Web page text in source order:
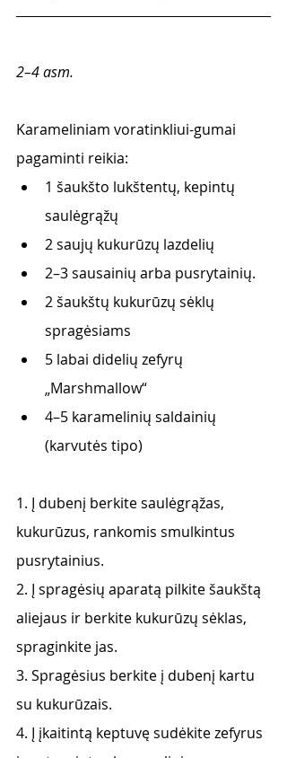
2–4 asm.
Karameliniam voratinkliui-gumai
pagaminti reikia:
1 šaukšto lukštentų, kepintų
saulėgrąžų
2 saujų kukurūzų lazdelių
2–3 sausainių arba pusrytainių.
2 šaukštų kukurūzų sėklų
spragėsiams
5 labai didelių zefyrų
„Marshmallow“
4–5 karamelinių saldainių
(karvutės tipo)
1. Į dubenį berkite saulėgrąžas,
kukurūzus, rankomis smulkintus
pusrytainius.
2. Į spragėsių aparatą pilkite šaukštą
aliejaus ir berkite kukurūzų sėklas,
spraginkite jas.
3. Spragėsius berkite į dubenį kartu
su kukurūzais.
4. Į įkaitintą keptuvę sudėkite zefyrus